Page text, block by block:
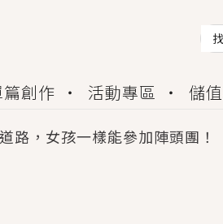
篇創作 活動專區 儲
路，女孩一樣能參加陣頭團！
廣宣資源、專屬服務與獨享福
什麼？》追妻火葬場！前夫